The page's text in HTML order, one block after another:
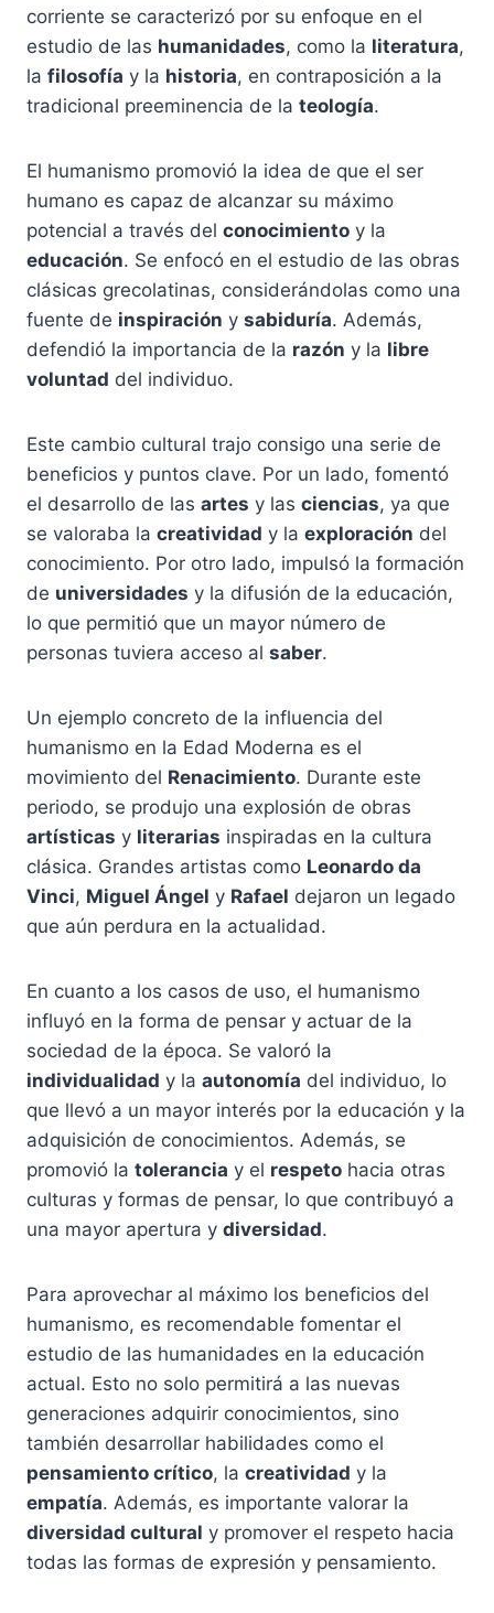
corriente se caracterizó por su enfoque en el
estudio de las humanidades, como la literatura,
la filosofía y la historia, en contraposición a la
tradicional preeminencia de la teología.
El humanismo promovió la idea de que el ser
humano es capaz de alcanzar su máximo
potencial a través del conocimiento y la
educación. Se enfocó en el estudio de las obras
clásicas grecolatinas, considerándolas como una
fuente de inspiración y sabiduría. Además,
defendió la importancia de la razón y la libre
voluntad del individuo.
Este cambio cultural trajo consigo una serie de
beneficios y puntos clave. Por un lado, fomentó
el desarrollo de las artes y las ciencias, ya que
se valoraba la creatividad y la exploración del
conocimiento. Por otro lado, impulsó la formación
de universidades y la difusión de la educación,
lo que permitió que un mayor número de
personas tuviera acceso al saber.
Un ejemplo concreto de la influencia del
humanismo en la Edad Moderna es el
movimiento del Renacimiento. Durante este
periodo, se produjo una explosión de obras
artísticas y literarias inspiradas en la cultura
clásica. Grandes artistas como Leonardo da
Vinci, Miguel Ángel y Rafael dejaron un legado
que aún perdura en la actualidad.
En cuanto a los casos de uso, el humanismo
influyó en la forma de pensar y actuar de la
sociedad de la época. Se valoró la
individualidad y la autonomía del individuo, lo
que llevó a un mayor interés por la educación y la
adquisición de conocimientos. Además, se
promovió la tolerancia y el respeto hacia otras
culturas y formas de pensar, lo que contribuyó a
una mayor apertura y diversidad.
Para aprovechar al máximo los beneficios del
humanismo, es recomendable fomentar el
estudio de las humanidades en la educación
actual. Esto no solo permitirá a las nuevas
generaciones adquirir conocimientos, sino
también desarrollar habilidades como el
pensamiento crítico, la creatividad y la
empatía. Además, es importante valorar la
diversidad cultural y promover el respeto hacia
todas las formas de expresión y pensamiento.